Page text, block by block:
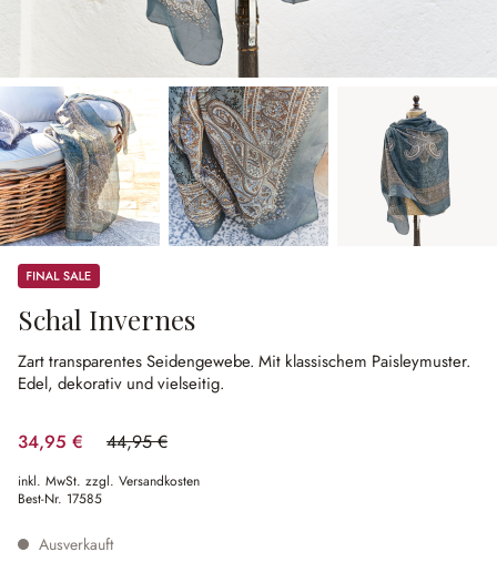
Sale
Schal Invernes
Zart transparentes Seidengewebe. Mit klassischem Paisleymuster.
Edel, dekorativ und vielseitig.
34,95 € 44,95 €
(22.25% gespart)
inkl. MwSt. zzgl. Versandkosten
Best-Nr. 17585
Ausverkauft